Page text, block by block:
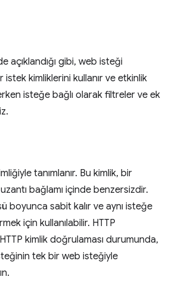
açıklandığı gibi, web isteği
istek kimliklerini kullanır ve etkinlik
isteğe bağlı olarak filtreler ve ek
tanımlanır. Bu kimlik, bir
bağlamı içinde benzersizdir.
boyunca sabit kalır ve aynı isteğe
için kullanılabilir. HTTP
kimlik doğrulaması durumunda,
tek bir web isteğiyle